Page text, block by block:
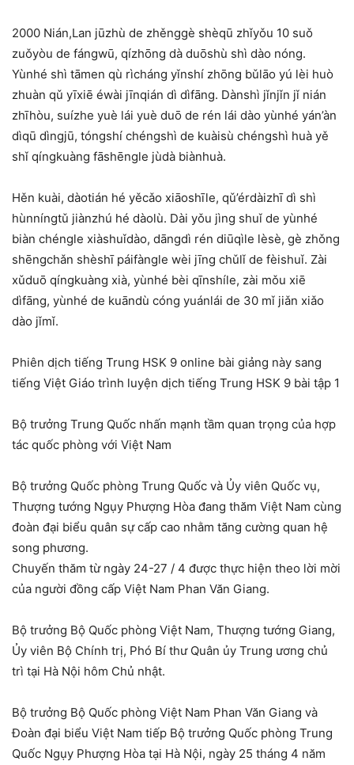
2000 Nián,Lan jūzhù de zhěnggè shèqū zhǐyǒu 10 suǒ
zuǒyòu de fángwū, qízhōng dà duōshù shì dào nóng.
Yùnhé shì tāmen qù rìcháng yǐnshí zhōng bǔlāo yú lèi huò
zhuàn qǔ yīxiē éwài jīnqián dì dìfāng. Dànshì jǐnjǐn jǐ nián
zhīhòu, suízhe yuè lái yuè duō de rén lái dào yùnhé yán’àn
dìqū dìngjū, tóngshí chéngshì de kuàisù chéngshì huà yě
shǐ qíngkuàng fāshēngle jùdà biànhuà.
Hěn kuài, dàotián hé yěcǎo xiāoshīle, qǔ’érdàizhī dì shì
hùnníngtǔ jiànzhú hé dàolù. Dài yǒu jìng shuǐ de yùnhé
biàn chéngle xiàshuǐdào, dāngdì rén diūqìle lèsè, gè zhǒng
shēngchǎn shèshī páifàngle wèi jīng chǔlǐ de fèishuǐ. Zài
xǔduō qíngkuàng xià, yùnhé bèi qīnshíle, zài mǒu xiē
dìfāng, yùnhé de kuāndù cóng yuánlái de 30 mǐ jiǎn xiǎo
dào jǐmǐ.
Phiên dịch tiếng Trung HSK 9 online bài giảng này sang
tiếng Việt Giáo trình luyện dịch tiếng Trung HSK 9 bài tập 1
Bộ trưởng Trung Quốc nhấn mạnh tầm quan trọng của hợp
tác quốc phòng với Việt Nam
Bộ trưởng Quốc phòng Trung Quốc và Ủy viên Quốc vụ,
Thượng tướng Ngụy Phượng Hòa đang thăm Việt Nam cùng
đoàn đại biểu quân sự cấp cao nhằm tăng cường quan hệ
song phương.
Chuyến thăm từ ngày 24-27 / 4 được thực hiện theo lời mời
của người đồng cấp Việt Nam Phan Văn Giang.
Bộ trưởng Bộ Quốc phòng Việt Nam, Thượng tướng Giang,
Ủy viên Bộ Chính trị, Phó Bí thư Quân ủy Trung ương chủ
trì tại Hà Nội hôm Chủ nhật.
Bộ trưởng Bộ Quốc phòng Việt Nam Phan Văn Giang và
Đoàn đại biểu Việt Nam tiếp Bộ trưởng Quốc phòng Trung
Quốc Ngụy Phượng Hòa tại Hà Nội, ngày 25 tháng 4 năm